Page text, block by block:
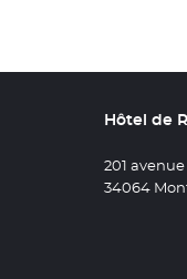
Hôtel de
201
34064